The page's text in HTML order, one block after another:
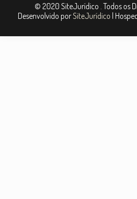
© 2020 SiteJurídico . Todos os
Desenvolvido porSiteJurídico |